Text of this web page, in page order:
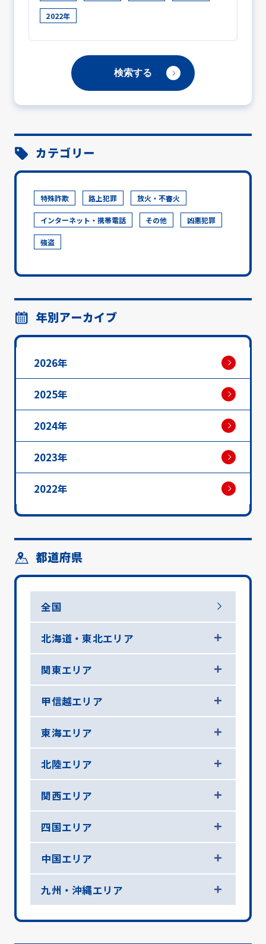
2022年
カテゴリー
特殊詐欺 路上犯罪 放火・不審火
インターネット・携帯電話 その他 凶悪犯罪
強盗
年別アーカイブ
2026年
2025年
2024年
2023年
2022年
都道府県
全国
北海道・東北エリア
関東エリア
甲信越エリア
東海エリア
北陸エリア
関西エリア
四国エリア
中国エリア
九州・沖縄エリア